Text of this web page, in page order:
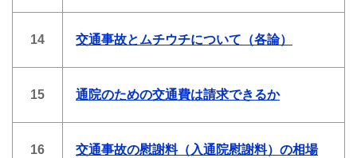
14 交通事故とムチウチについて（各論）
15 通院のための交通費は請求できるか
16 交通事故の慰謝料（入通院慰謝料）の相場